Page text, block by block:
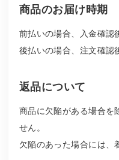
商品のお届け時期
前払いの場合、入金確認
後払いの場合、注文確認
返品について
商品に欠陥がある場合を
せん。
欠陥のあった場合には、